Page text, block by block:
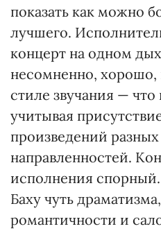
показать как можно
лучшего.
концерт на одном
несомненно,
стиле звучания — что
учитывая
произведений
направленностей.
исполнения
Баху чуть
романтичности и